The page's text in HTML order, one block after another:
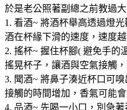
於是老公照著副總之前教過
1. 看酒~ 將酒杯舉高透過燈
酒在杯緣下滑的速度，速度
2. 搖杯~ 握住杯腳( 避免手的
搖晃杯子，讓酒與空氣接觸
3. 聞酒~ 將鼻子湊近杯口可
接觸的時間增加，香氣可能
4. 品酒~ 先喝一小口，別急